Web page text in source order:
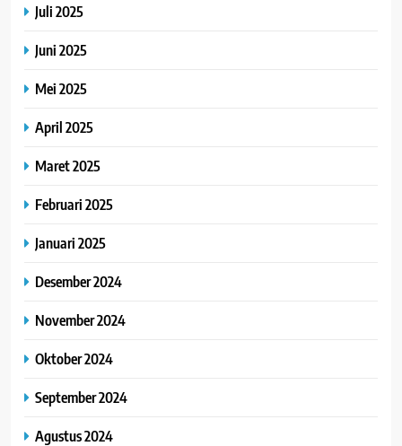
Juli 2025
Juni 2025
Mei 2025
April 2025
Maret 2025
Februari 2025
Januari 2025
Desember 2024
November 2024
Oktober 2024
September 2024
Agustus 2024